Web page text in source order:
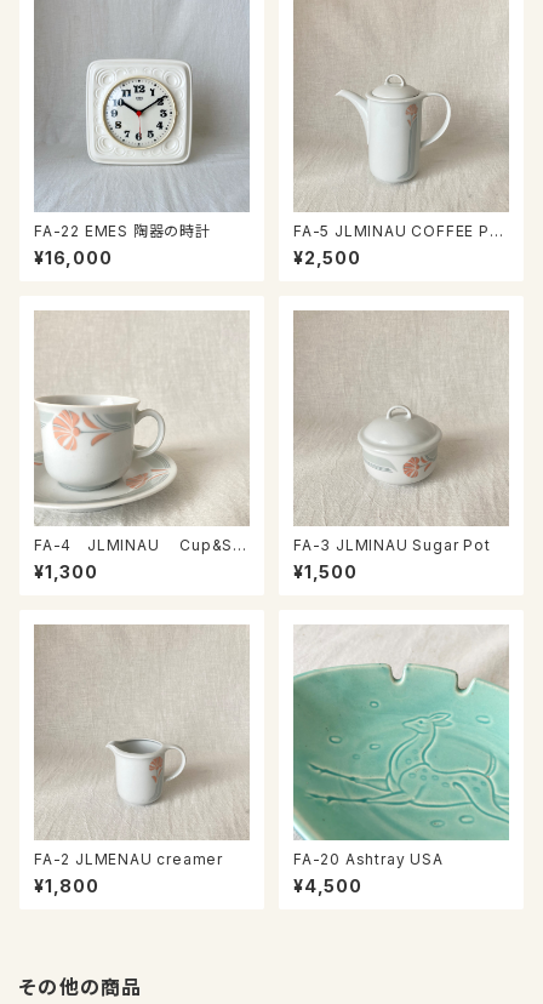
FA-22 EMES 陶器の時計
¥16,000
FA-5 JLMINAU COFFEE PO
T
¥2,500
FA-4 JLMINAU Cup&Sa
ucer
¥1,300
FA-3 JLMINAU Sugar Pot
¥1,500
FA-2 JLMENAU creamer
¥1,800
FA-20 Ashtray USA
¥4,500
その他の商品